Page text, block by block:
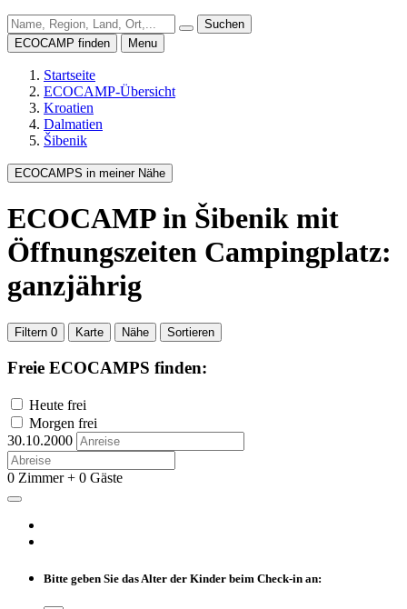
Suchen
ECOCAMP finden
Menu
Startseite
ECOCAMP-Übersicht
Kroatien
Dalmatien
Šibenik
ECOCAMPS in meiner Nähe
ECOCAMP in Šibenik mit
Öffnungszeiten Campingplatz:
ganzjährig
Filtern 0 Karte Nähe Sortieren
Freie ECOCAMPS finden:
Heute frei
Morgen frei
30.10.2000
0 Zimmer + 0 Gäste
Bitte geben Sie das Alter der Kinder beim Check-in an: